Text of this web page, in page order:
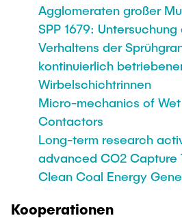
Agglomeraten großer
SPP 1679:
Verhaltens der
kontinuierlich
Wirbelschichtrinnen
Micro-mechanics of
Contactors
Long-term research
advanced CO2 Capture
Clean Coal Energy
Kooperationen